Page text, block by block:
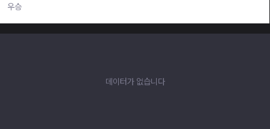
우승
데이터가 없습니다